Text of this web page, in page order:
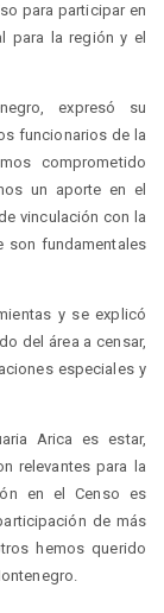
para participar en
para la región y el
expresó su
funcionarios de la
comprometido
un aporte en el
vinculación con la
son fundamentales
y se explicó
del área a censar,
especiales y
Arica es estar,
relevantes para la
en el Censo es
de más
hemos querido